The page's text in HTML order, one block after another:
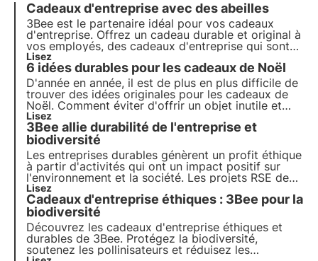
Cadeaux d'entreprise avec des abeilles
3Bee est le partenaire idéal pour vos cadeaux
d'entreprise. Offrez un cadeau durable et original à
vos employés, des cadeaux d'entreprise qui sont
bons pour l'environnement. Offrez le cadeau
d'adoption d'une ruche et rendez votre entreprise
durable avec 3Bee.
Lisez
6 idées durables pour les cadeaux de Noël
D'année en année, il est de plus en plus difficile de
trouver des idées originales pour les cadeaux de
Noël. Comment éviter d'offrir un objet inutile et
impersonnel ? 3Bee vous apporte la solution avec
ses projets dédiés à la protection de la biodiversité
: transparents, sensibilisants et inoubliables.
Lisez
3Bee allie durabilité de l'entreprise et
biodiversité
Les entreprises durables génèrent un profit éthique
à partir d'activités qui ont un impact positif sur
l'environnement et la société. Les projets RSE de
3Bee régénèrent la biodiversité. Découvrez
comment être (plus) durable et comment protéger
la biodiversité en impliquant vos employés.
Lisez
Cadeaux d'entreprise éthiques : 3Bee pour la
biodiversité
Découvrez les cadeaux d'entreprise éthiques et
durables de 3Bee. Protégez la biodiversité,
soutenez les pollinisateurs et réduisez les